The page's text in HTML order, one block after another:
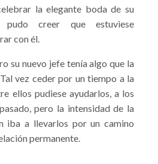
la elegante boda de su
pudo creer que estuviese
con él.
su nuevo jefe tenía algo que la
vez ceder por un tiempo a la
ellos pudiese ayudarlos, a los
pero la intensidad de la
iba a llevarlos por un camino
permanente.